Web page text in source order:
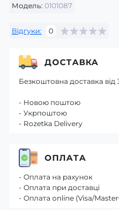
Модель: 0101087
Відгуки: 0
ДОСТАВКА
Безкоштовна доставка від
- Новою поштою
- Укрпоштою
- Rozetka Delivery
ОПЛАТА
- Оплата на рахунок
- Оплата при доставці
- Оплата online (Visa/